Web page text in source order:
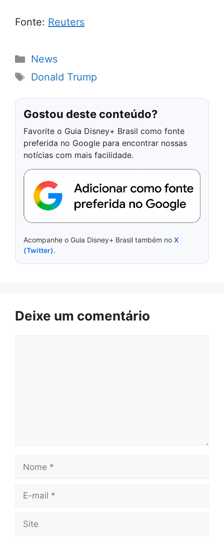
Fonte: Reuters
Categorias
News
Tags
Donald Trump
Gostou deste conteúdo?
Favorite o Guia Disney+ Brasil como fonte
preferida no Google para encontrar nossas
notícias com mais facilidade.
Acompanhe o Guia Disney+ Brasil também no X
(Twitter).
Deixe um comentário
Nome
E-
Site